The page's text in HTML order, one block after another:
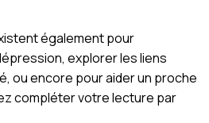
également pour
explorer les liens
ou encore pour aider un proche
compléter votre lecture par